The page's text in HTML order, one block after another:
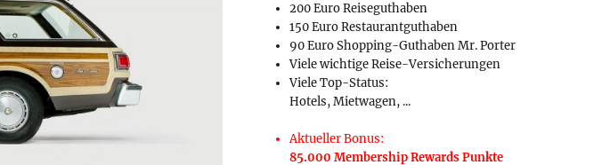
200 Euro Reiseguthaben
150 Euro Restaurantguthaben
90 Euro Shopping-Guthaben Mr. Porter
Viele wichtige Reise-Versicherungen
Viele Top-Status:
Hotels, Mietwagen, ...
Aktueller Bonus:
85.000 Membership Rewards Punkte